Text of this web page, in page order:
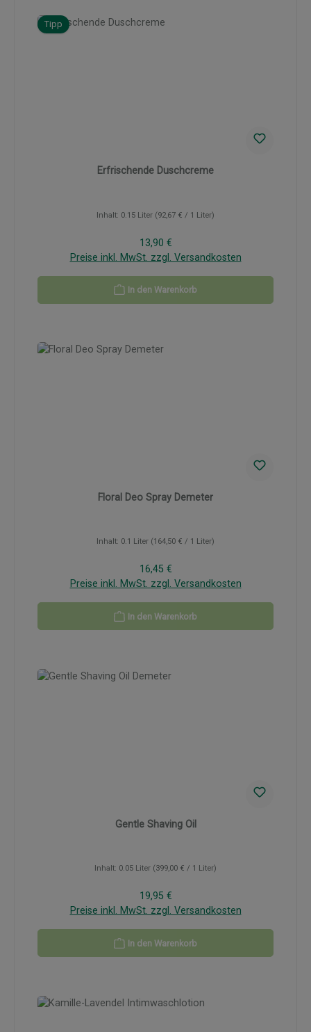
Tipp
Erfrischende Duschcreme
Inhalt: 0.15 Liter (92,67 € / 1 Liter)
Regulärer Preis:
13,90 €
Preise inkl. MwSt. zzgl. Versandkosten
In den Warenkorb
Floral Deo Spray Demeter
Inhalt: 0.1 Liter (164,50 € / 1 Liter)
Regulärer Preis:
16,45 €
Preise inkl. MwSt. zzgl. Versandkosten
In den Warenkorb
Gentle Shaving Oil
Inhalt: 0.05 Liter (399,00 € / 1 Liter)
Regulärer Preis:
19,95 €
Preise inkl. MwSt. zzgl. Versandkosten
In den Warenkorb